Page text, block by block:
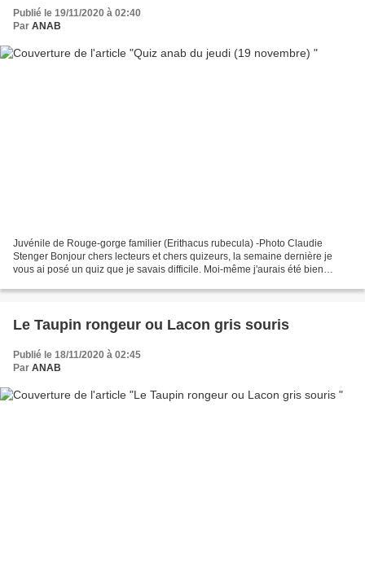
Publié le 19/11/2020 à 02:40
Par ANAB
Juvénile de Rouge-gorge familier (Erithacus rubecula) -Photo Claudie
Stenger Bonjour chers lecteurs et chers quizeurs, la semaine dernière je
vous ai posé un quiz que je savais difficile. Moi-même j'aurais été bien
Le Taupin rongeur ou Lacon gris souris
Publié le 18/11/2020 à 02:45
Par ANAB